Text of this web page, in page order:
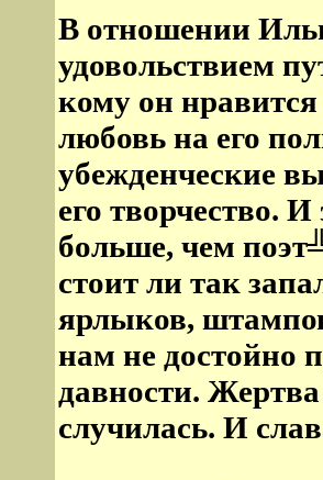
В отношении
удовольствием
кому он
любовь на его
убежденческие
его творчество.
больше, чем
стоит ли так
ярлыков,
нам не достойно
давности.
случилась. И